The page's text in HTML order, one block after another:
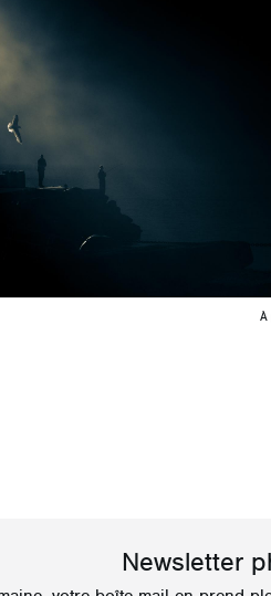
À
Newsletter